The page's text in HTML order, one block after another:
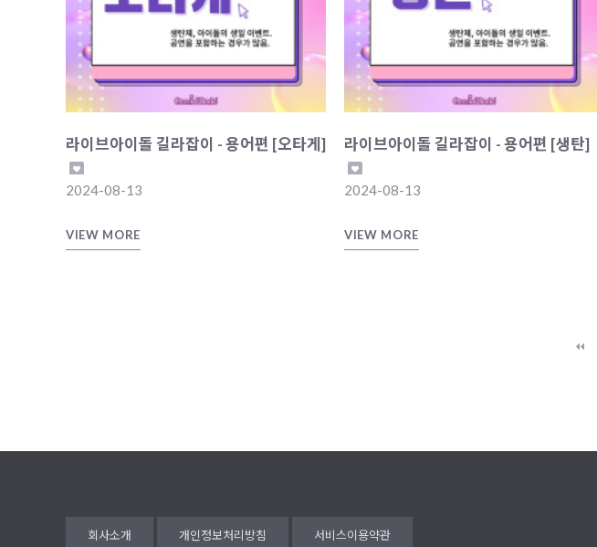
라이브아이돌 길라잡이 - 용어편 [오타게]
2024-08-13
VIEW MORE
라이브아이돌 길라잡이 - 용어편 [생탄]
2024-08-13
VIEW MORE
회사소개 개인정보처리방침 서비스이용약관